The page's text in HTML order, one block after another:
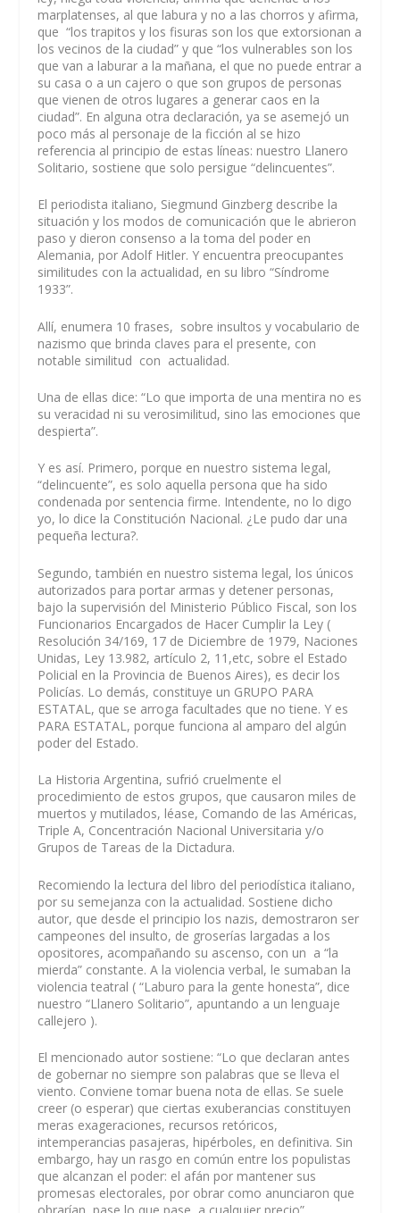
marplatenses, al que labura y no a las chorros y afirma,
que “los trapitos y los fisuras son los que extorsionan a
los vecinos de la ciudad” y que “los vulnerables son los
que van a laburar a la mañana, el que no puede entrar a
su casa o a un cajero o que son grupos de personas
que vienen de otros lugares a generar caos en la
ciudad”. En alguna otra declaración, ya se asemejó un
poco más al personaje de la ficción al se hizo
referencia al principio de estas líneas: nuestro Llanero
Solitario, sostiene que solo persigue “delincuentes”.
El periodista italiano, Siegmund Ginzberg describe la
situación y los modos de comunicación que le abrieron
paso y dieron consenso a la toma del poder en
Alemania, por Adolf Hitler. Y encuentra preocupantes
similitudes con la actualidad, en su libro “Síndrome
1933”.
Allí, enumera 10 frases, sobre insultos y vocabulario de
nazismo que brinda claves para el presente, con
notable similitud con actualidad.
Una de ellas dice: “Lo que importa de una mentira no es
su veracidad ni su verosimilitud, sino las emociones que
despierta”.
Y es así. Primero, porque en nuestro sistema legal,
“delincuente”, es solo aquella persona que ha sido
condenada por sentencia firme. Intendente, no lo digo
yo, lo dice la Constitución Nacional. ¿Le pudo dar una
pequeña lectura?.
Segundo, también en nuestro sistema legal, los únicos
autorizados para portar armas y detener personas,
bajo la supervisión del Ministerio Público Fiscal, son los
Funcionarios Encargados de Hacer Cumplir la Ley (
Resolución 34/169, 17 de Diciembre de 1979, Naciones
Unidas, Ley 13.982, artículo 2, 11,etc, sobre el Estado
Policial en la Provincia de Buenos Aires), es decir los
Policías. Lo demás, constituye un GRUPO PARA
ESTATAL, que se arroga facultades que no tiene. Y es
PARA ESTATAL, porque funciona al amparo del algún
poder del Estado.
La Historia Argentina, sufrió cruelmente el
procedimiento de estos grupos, que causaron miles de
muertos y mutilados, léase, Comando de las Américas,
Triple A, Concentración Nacional Universitaria y/o
Grupos de Tareas de la Dictadura.
Recomiendo la lectura del libro del periodística italiano,
por su semejanza con la actualidad. Sostiene dicho
autor, que desde el principio los nazis, demostraron ser
campeones del insulto, de groserías largadas a los
opositores, acompañando su ascenso, con un a “la
mierda” constante. A la violencia verbal, le sumaban la
violencia teatral ( “Laburo para la gente honesta”, dice
nuestro “Llanero Solitario”, apuntando a un lenguaje
callejero ).
El mencionado autor sostiene: “Lo que declaran antes
de gobernar no siempre son palabras que se lleva el
viento. Conviene tomar buena nota de ellas. Se suele
creer (o esperar) que ciertas exuberancias constituyen
meras exageraciones, recursos retóricos,
intemperancias pasajeras, hipérboles, en definitiva. Sin
embargo, hay un rasgo en común entre los populistas
que alcanzan el poder: el afán por mantener sus
promesas electorales, por obrar como anunciaron que